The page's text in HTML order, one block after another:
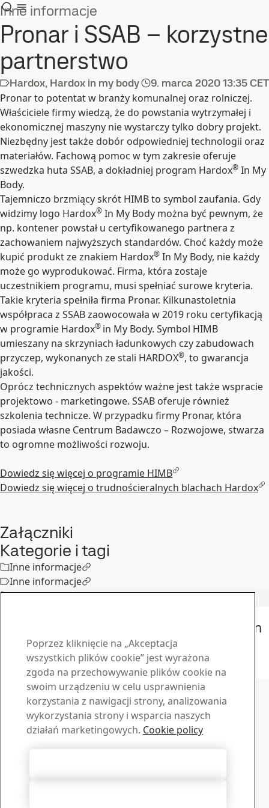
Inne informacje
Pronar i SSAB – korzystne
partnerstwo
Hardox, Hardox in my body 9. marca 202013:35 CET
Pronar to potentat w branży komunalnej oraz rolniczej.
Właściciele firmy wiedzą, że do powstania wytrzymałej i
ekonomicznej maszyny nie wystarczy tylko dobry projekt.
Niezbędny jest także dobór odpowiedniej technologii oraz
materiałów. Fachową pomoc w tym zakresie oferuje
szwedzka huta SSAB, a dokładniej program Hardox® In My
Body.
Tajemniczo brzmiący skrót HIMB to symbol zaufania. Gdy
widzimy logo Hardox® In My Body można być pewnym, że
np. kontener powstał u certyfikowanego partnera z
zachowaniem najwyższych standardów. Choć każdy może
kupić produkt ze znakiem Hardox® In My Body, nie każdy
może go wyprodukować. Firma, która zostaje
uczestnikiem programu, musi spełniać surowe kryteria.
Takie kryteria spełniła firma Pronar. Kilkunastoletnia
współpraca z SSAB zaowocowała w 2019 roku certyfikacją
w programie Hardox® in My Body. Symbol HIMB
umieszany na skrzyniach ładunkowych czy zabudowach
przyczep, wykonanych ze stali HARDOX®, to gwarancja
jakości.
Oprócz technicznych aspektów ważne jest także wspracie
projektowo - marketingowe. SSAB oferuje również
szkolenia technicze. W przypadku firmy Pronar, która
posiada własne Centrum Badawczo – Rozwojowe, stwarza
to ogromne możliwości rozwoju.
Dowiedz się więcej o programie HIMB
Dowiedz się więcej o trudnościeralnych blachach Hardox
Załączniki
Kategorie i tagi
Inne informacje
Inne informacje
Podobne artykuły
Cynkomet z Polski w programie Hardox® In
My Body
Hardox in my body, Hardox
Przeczytaj całą historię
Skontaktuj się z SSAB
Skontaktuj się z nami
Jak możemy Ci pomóc?
Pobierz broszury, certyfikaty i inne materiały SSAB
Poprzez kliknięcie na „Akceptacja
wszystkich plików cookie” jest wyrażona
zgoda na przechowywanie plików cookie na
swoim urządzeniu w celu usprawnienia
korzystania z nawigacji strony, analizowania
wykorzystania strony i wsparcia naszych
działań marketingowych. Cookie policy